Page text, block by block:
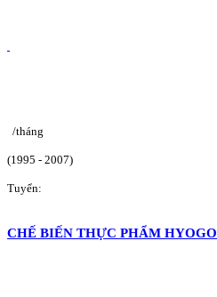
/tháng
(1995 - 2007)
Tuyển:
CHẾ BIẾN THỰC PHẨM HYOGO